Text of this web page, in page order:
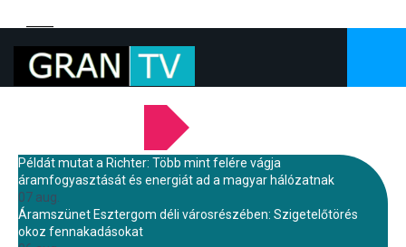
Példát mutat a Richter: Több mint felére vágja
áramfogyasztását és energiát ad a magyar hálózatnak
07 aug.
Áramszünet Esztergom déli városrészében: Szigetelőtörés
okoz fennakadásokat